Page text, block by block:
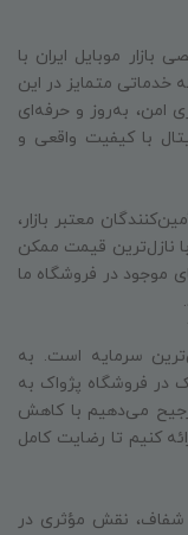
موبایل ایران با
خدماتی متمایز در این
امن، به‌روز و حرفه‌ای
با کیفیت واقعی و
معتبر بازار،
با نازل‌ترین قیمت ممکن
موجود در فروشگاه ما
سرمایه است. به
در فروشگاه پژواک به
می‌دهیم با کاهش
کنیم تا رضایت کامل
شفاف، نقش مؤثری در